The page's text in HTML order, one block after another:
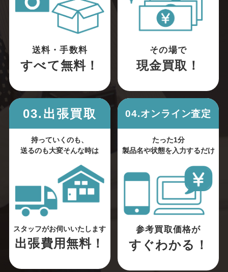
送料・手数料
すべて無料！
その場で
現金買取！
03.出張買取
持っていくのも、
送るのも大変そんな時は
スタッフがお伺いいたします
出張費用無料！
04.オンライン査定
たった1分
製品名や状態を入力するだけ
参考買取価格が
すぐわかる！